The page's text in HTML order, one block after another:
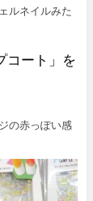
ルネイルみた
コート」を
の赤っぽい感